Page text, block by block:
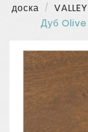
доска
Дуб